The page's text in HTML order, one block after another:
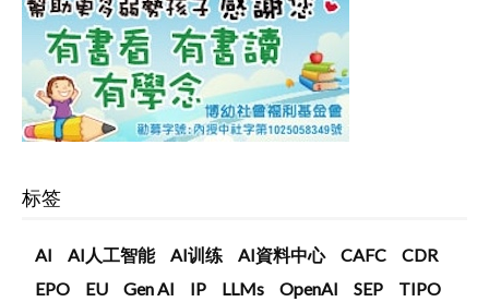
标签
AI AI人工智能 AI训练 AI資料中心 CAFC
CDR
EPO
EU Gen AI IP LLMs OpenAI SEP
TIPO